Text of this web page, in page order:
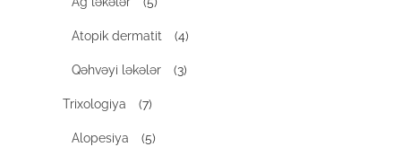
Atopik dermatit (4)
Qəhvəyi ləkələr (3)
Trixologiya (7)
Alopesiya (5)